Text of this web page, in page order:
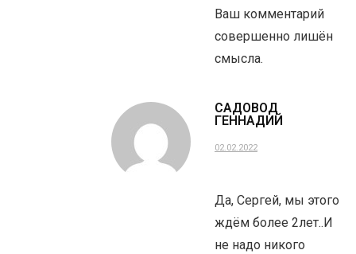
Ваш комментарий
совершенно лишён
смысла.
САДОВОД
ГЕННАДИЙ
02.02.2022
Да, Сергей, мы этого
ждём более 2лет..И
не надо никого